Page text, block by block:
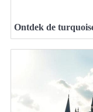
Ontdek de